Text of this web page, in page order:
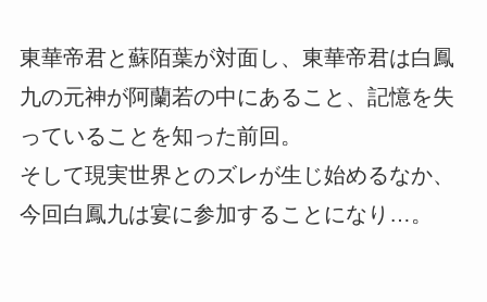
東華帝君と蘇陌葉が対面し、東華帝君は白鳳
九の元神が阿蘭若の中にあること、記憶を失
っていることを知った前回。
そして現実世界とのズレが生じ始めるなか、
今回白鳳九は宴に参加することになり…。